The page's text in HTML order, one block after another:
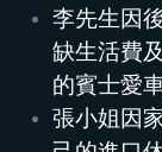
李先生因
缺生活費
的賓士愛
張小姐因